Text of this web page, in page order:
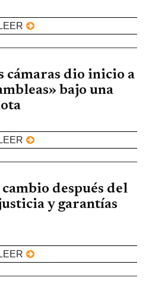
cámaras dio inicio a
bajo una
después del
y garantías